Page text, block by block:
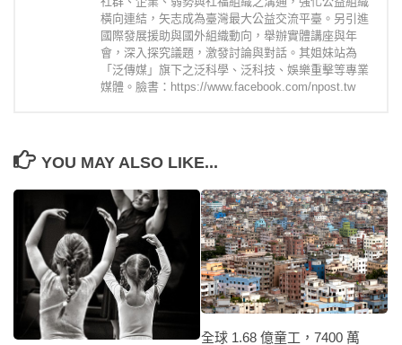
橫向連結，矢志成為臺灣最大公益交流平臺。另引進
國際發展援助與國外組織動向，舉辦實體講座與年
會，深入探究議題，激發討論與對話。其姐妹站為
「泛傳媒」旗下之泛科學、泛科技、娛樂重擊等專業
媒體。臉書：https://www.facebook.com/npost.tw
YOU MAY ALSO LIKE...
全球 1.68 億童工，7400 萬